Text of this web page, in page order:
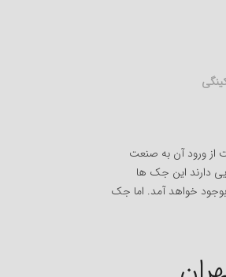
از ورود آن به صنعت
دارند این جک ها
خواهد آمد. اما جک